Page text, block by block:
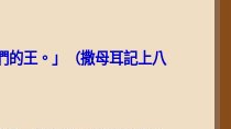
的王。」（撒母耳記上八